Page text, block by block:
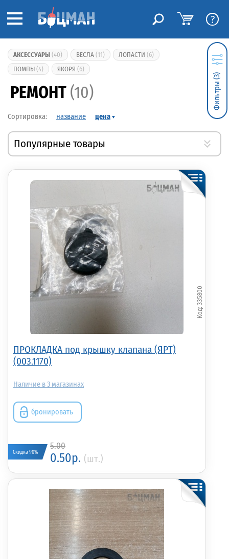
?
АКСЕССУАРЫ (40) ВЕСЛА (11) ЛОПАСТИ (6)
ПОМПЫ (4) ЯКОРЯ (6)
РЕМОНТ (10)
название цена
Популярные товары
Ремкомплект
зеленый NEW (C1-05-
Ремкомплект серый
NEW (C1-05-071)
490.00р. (шт.) 210.00р.
ПРОКЛАДКА под крышку клапана (ЯРТ)
(003.1170)
335800
3
бронировать
Скидка 90%
5.00
0.50р. (шт.)
Фильтры (3)